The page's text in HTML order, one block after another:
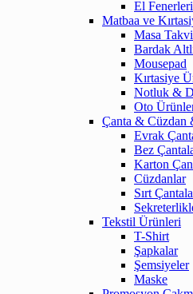
El Fenerleri
Matbaa ve
Masa
Bardak
Mousepad
Kırtasiye
Notluk &
Oto
Çanta & Cüzdan
Evrak
Bez
Karton
Cüzdanlar
Sırt
Tekstil Ürünleri
T-Shirt
Şapkalar
Şemsiyeler
Maske